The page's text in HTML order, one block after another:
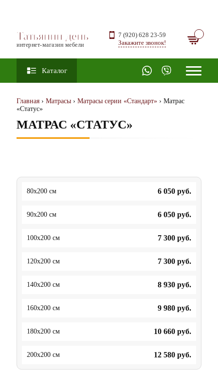
Татьянин день
интернет-магазин мебели
7 (920) 628 23-59
Закажите звонок!
Каталог
Главная › Матрасы › Матрасы серии «Стандарт» › Матрас
«Статус»
МАТРАС «СТАТУС»
80x200 см 6 050 руб.
90x200 см 6 050 руб.
100x200 см 7 300 руб.
120x200 см 7 300 руб.
140x200 см 8 930 руб.
160x200 см 9 980 руб.
180x200 см 10 660 руб.
200x200 см 12 580 руб.